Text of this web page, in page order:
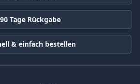
90 Tage Rückgabe
& einfach bestellen